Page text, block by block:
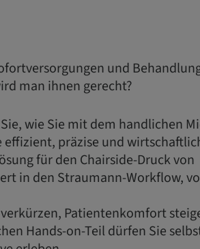
und
man ihnen gerecht?
wie Sie mit dem handlichen
präzise und
für den Chairside-Druck von
in den Straumann-Workflow,
Patientenkomfort
Hands-on-Teil dürfen Sie